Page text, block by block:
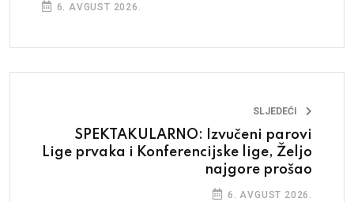
6. AVGUST 2026.
SLJEDEĆI
SPEKTAKULARNO: Izvučeni parovi
Lige prvaka i Konferencijske lige, Željo
najgore prošao
6. AVGUST 2026.